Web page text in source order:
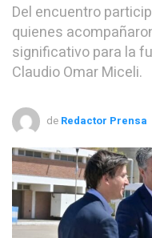
Del encuentro
quienes
significativo para la
Claudio Omar Miceli.
de Redactor Prensa